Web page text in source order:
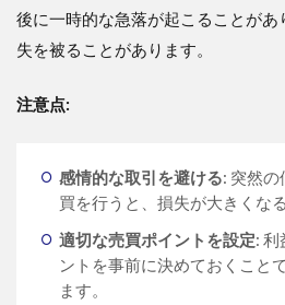
後に一時的な急落が起こることが
失を被ることがあります。
注意点:
感情的な取引を避ける: 突然
買を行うと、損失が大きくな
適切な売買ポイントを設定: 利
ントを事前に決めておくこと
ます。